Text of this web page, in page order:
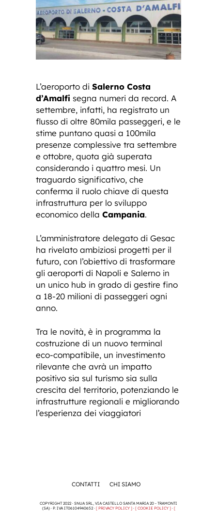
L’aeroporto di Salerno Costa
d’Amalfi segna numeri da record. A
settembre, infatti, ha registrato un
flusso di oltre 80mila passeggeri, e le
stime puntano quasi a 100mila
presenze complessive tra settembre
e ottobre, quota già superata
considerando i quattro mesi. Un
traguardo significativo, che
conferma il ruolo chiave di questa
infrastruttura per lo sviluppo
economico della Campania.
L’amministratore delegato di Gesac
ha rivelato ambiziosi progetti per il
futuro, con l’obiettivo di trasformare
gli aeroporti di Napoli e Salerno in
un unico hub in grado di gestire fino
a 18-20 milioni di passeggeri ogni
anno.
Tra le novità, è in programma la
costruzione di un nuovo terminal
eco-compatibile, un investimento
rilevante che avrà un impatto
positivo sia sul turismo sia sulla
crescita del territorio, potenziando le
infrastrutture regionali e migliorando
l’esperienza dei viaggiatori
CONTATTI CHI SIAMO
COPYRIGHT 2022 · SNUA SRL, VIA CASTELLO SANTA MARIA 20 - TRAMONTI
(SA) · P. IVA IT06104940652 · [ PRIVACY POLICY ]· [ COOKIE POLICY ]· [